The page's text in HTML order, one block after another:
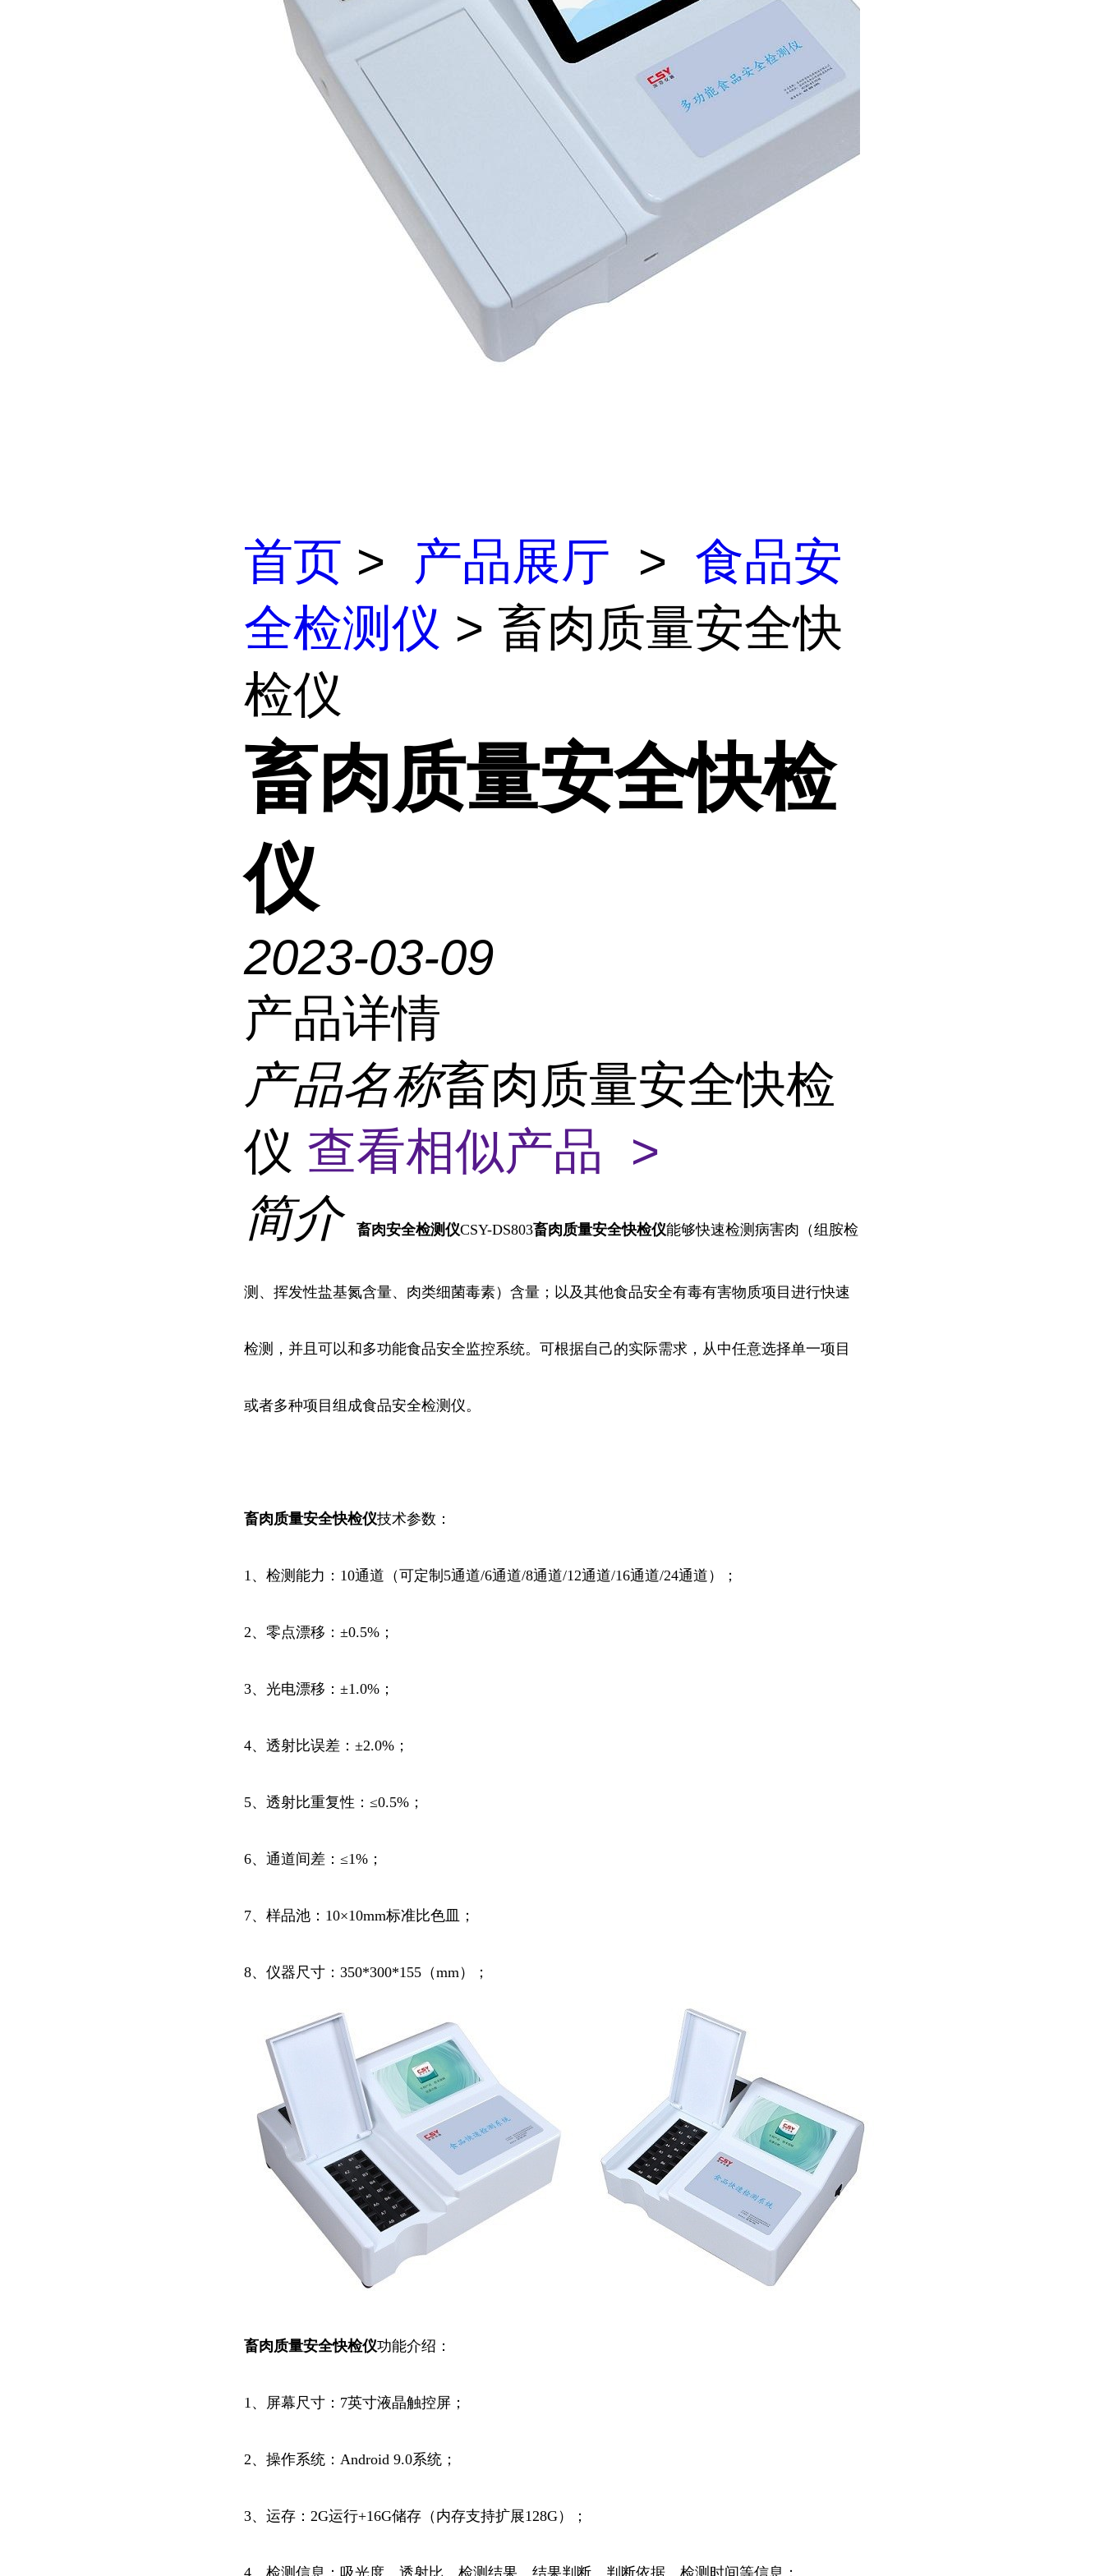
首页 > 产品展厅 > 食品安
全检测仪 > 畜肉质量安全快
检仪
畜肉质量安全快检
仪
2023-03-09
产品详情
产品名称畜肉质量安全快检
仪 查看相似产品 >
简介
畜肉安全检测仪CSY-DS803畜肉质量安全快检仪能够快速检测病害肉（组胺检
测、挥发性盐基氮含量、肉类细菌毒素）含量；以及其他食品安全有毒有害物质项目进行快速
检测，并且可以和多功能食品安全监控系统。可根据自己的实际需求，从中任意选择单一项目
或者多种项目组成食品安全检测仪。
畜肉质量安全快检仪技术参数：
1、检测能力：10通道（可定制5通道/6通道/8通道/12通道/16通道/24通道）；
2、零点漂移：±0.5%；
3、光电漂移：±1.0%；
4、透射比误差：±2.0%；
5、透射比重复性：≤0.5%；
6、通道间差：≤1%；
7、样品池：10×10mm标准比色皿；
8、仪器尺寸：350*300*155（mm）；
畜肉质量安全快检仪功能介绍：
1、屏幕尺寸：7英寸液晶触控屏；
2、操作系统：Android 9.0系统；
3、运存：2G运行+16G储存（内存支持扩展128G）；
4、检测信息：吸光度、透射比、检测结果、结果判断、判断依据、检测时间等信息；